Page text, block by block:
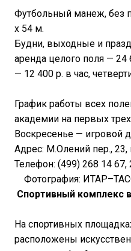
Футбольный манеж, без
х 54 м.
Будни, выходные и
аренда целого поля — 24
— 12 400 р. в час,
График работы всех
академии на первых
Воскресенье — игровой
Адрес: М.Олений пер., 23,
Телефон: (499) 268 14 67,
Фотография:
Спортивный комплекс
На спортивных
расположены